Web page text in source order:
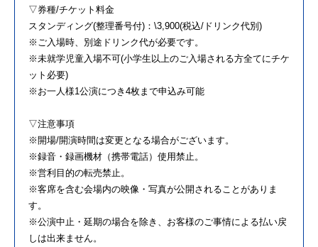
▽券種/チケット料金
スタンディング(整理番号付)：\3,900(税込/ドリンク代別)
※ご入場時、別途ドリンク代が必要です。
※未就学児童入場不可(小学生以上のご入場される方全てにチケ
ット必要)
※お一人様1公演につき4枚まで申込み可能
▽注意事項
※開場/開演時間は変更となる場合がございます。
※録音・録画機材（携帯電話）使用禁止。
※営利目的の転売禁止。
※客席を含む会場内の映像・写真が公開されることがありま
す。
※公演中止・延期の場合を除き、お客様のご事情による払い戻
しは出来ません。